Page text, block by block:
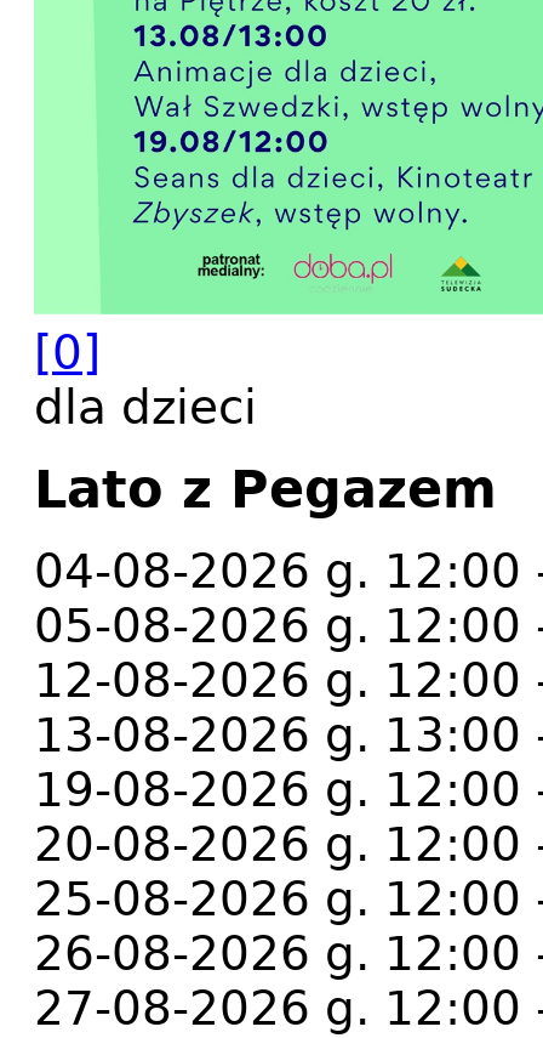
[0]
dla dzieci
Lato z Pegazem
04-08-2026 g. 12:00
05-08-2026 g. 12:00
12-08-2026 g. 12:00
13-08-2026 g. 13:00
19-08-2026 g. 12:00
20-08-2026 g. 12:00
25-08-2026 g. 12:00
26-08-2026 g. 12:00
27-08-2026 g. 12:00